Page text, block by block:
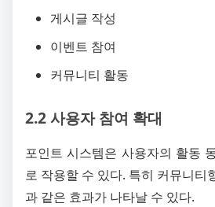
게시글 작성
이벤트 참여
커뮤니티 활동
2.2 사용자 참여 확대
포인트 시스템은 사용자의 활동
로 작용할 수 있다. 특히 커뮤니티
과 같은 효과가 나타날 수 있다.